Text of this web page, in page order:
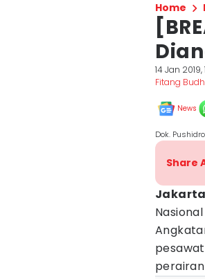
Home
14 Jan 2019,
Fitang
News
Dok.
Share